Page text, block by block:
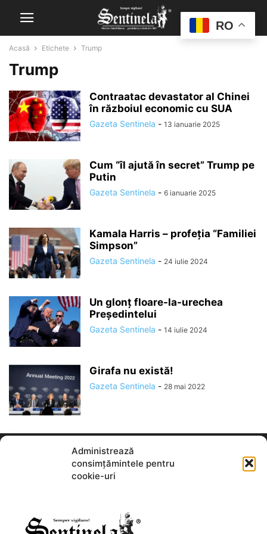
Administrează
consimțămintele pentru
cookie-uri
Acasă Etichete Trump
Trump
Contraatac devastator al Chinei
în războiul economic cu SUA
Gazeta Sentinela - 13 ianuarie 2025
Cum “îl ajută în secret” Trump pe
Putin
Gazeta Sentinela - 6 ianuarie 2025
Kamala Harris – profeția “Familiei
Simpson”
Gazeta Sentinela - 24 iulie 2024
Un glonț floare-la-urechea
Președintelui
Gazeta Sentinela - 14 iulie 2024
Girafa nu există!
Gazeta Sentinela - 28 mai 2022
RO